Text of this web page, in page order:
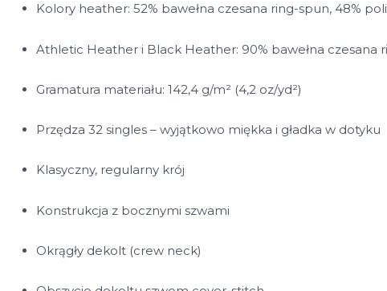
Kolory heather: 52% bawełna czesana ring-spun, 48%
Athletic Heather i Black Heather: 90% bawełna czesana
Gramatura materiału: 142,4 g/m² (4,2 oz/yd²)
Przędza 32 singles – wyjątkowo miękka i gładka w dotyku
Klasyczny, regularny krój
Konstrukcja z bocznymi szwami
Okrągły dekolt (crew neck)